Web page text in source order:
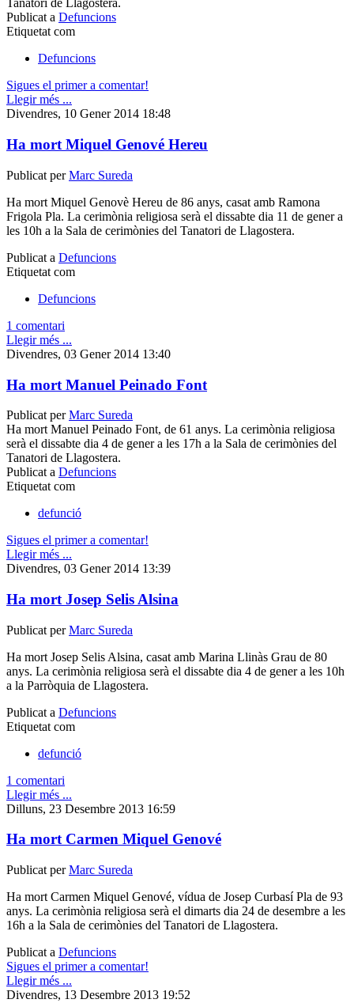
Tanatori de Llagostera.
Publicat a Defuncions
Etiquetat com
Defuncions
Sigues el primer a comentar!
Llegir més ...
Divendres, 10 Gener 2014 18:48
Ha mort Miquel Genové Hereu
Publicat perMarc Sureda
Ha mort Miquel Genovè Hereu de 86 anys, casat amb Ramona
Frigola Pla. La cerimònia religiosa serà el dissabte dia 11 de gener a
les 10h a la Sala de cerimònies del Tanatori de Llagostera.
Publicat a Defuncions
Etiquetat com
Defuncions
1 comentari
Llegir més ...
Divendres, 03 Gener 2014 13:40
Ha mort Manuel Peinado Font
Publicat perMarc Sureda
Ha mort Manuel Peinado Font, de 61 anys. La cerimònia religiosa
serà el dissabte dia 4 de gener a les 17h a la Sala de cerimònies del
Tanatori de Llagostera.
Publicat a Defuncions
Etiquetat com
defunció
Sigues el primer a comentar!
Llegir més ...
Divendres, 03 Gener 2014 13:39
Ha mort Josep Selis Alsina
Publicat perMarc Sureda
Ha mort Josep Selis Alsina, casat amb Marina Llinàs Grau de 80
anys. La cerimònia religiosa serà el dissabte dia 4 de gener a les 10h
a la Parròquia de Llagostera.
Publicat a Defuncions
Etiquetat com
defunció
1 comentari
Llegir més ...
Dilluns, 23 Desembre 2013 16:59
Ha mort Carmen Miquel Genové
Publicat perMarc Sureda
Ha mort Carmen Miquel Genové, vídua de Josep Curbasí Pla de 93
anys. La cerimònia religiosa serà el dimarts dia 24 de desembre a les
16h a la Sala de cerimònies del Tanatori de Llagostera.
Publicat a Defuncions
Sigues el primer a comentar!
Llegir més ...
Divendres, 13 Desembre 2013 19:52